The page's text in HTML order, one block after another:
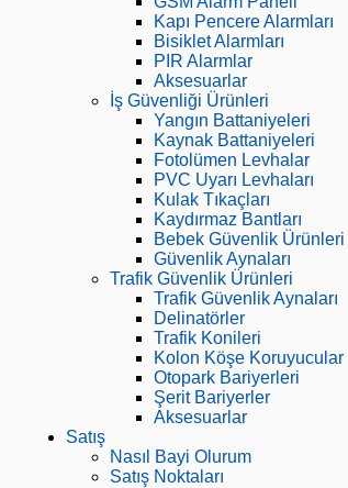
Kapı Pencere Alarmları
Bisiklet Alarmları
PIR Alarmlar
Aksesuarlar
İş Güvenliği Ürünleri
Yangın Battaniyeleri
Kaynak Battaniyeleri
Fotolümen Levhalar
PVC Uyarı Levhaları
Kulak Tıkaçları
Kaydırmaz Bantları
Bebek Güvenlik Ürünleri
Güvenlik Aynaları
Trafik Güvenlik Ürünleri
Trafik Güvenlik Aynaları
Delinatörler
Trafik Konileri
Kolon Köşe Koruyucular
Otopark Bariyerleri
Şerit Bariyerler
Aksesuarlar
Satış
Nasıl Bayi Olurum
Satış Noktaları